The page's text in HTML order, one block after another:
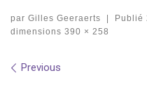
par Gilles Geeraerts | Publié
dimensions 390 × 258
Images
Previous